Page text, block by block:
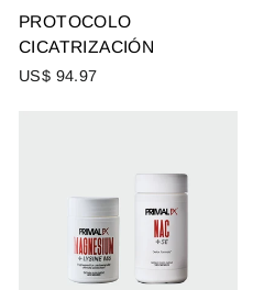
PROTOCOLO
CICATRIZACIÓN
US$ 94.97